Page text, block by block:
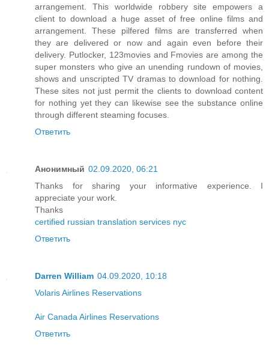
arrangement. This worldwide robbery site empowers a
client to download a huge asset of free online films and
arrangement. These pilfered films are transferred when
they are delivered or now and again even before their
delivery. Putlocker, 123movies and Fmovies are among the
super monsters who give an unending rundown of movies,
shows and unscripted TV dramas to download for nothing.
These sites not just permit the clients to download content
for nothing yet they can likewise see the substance online
through different steaming focuses.
Ответить
Анонимный 02.09.2020, 06:21
Thanks for sharing your informative experience. I
appreciate your work.
Thanks
certified russian translation services nyc
Ответить
Darren William 04.09.2020, 10:18
Volaris Airlines Reservations
Air Canada Airlines Reservations
Ответить